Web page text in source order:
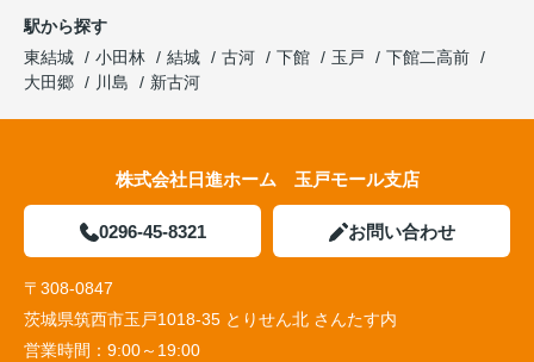
駅から探す
東結城
小田林 結城 古河 下館 玉戸
下館二高前
大田郷
川島 新古河
株式会社日進ホーム 玉戸モール支店
0296-45-8321 お問い合わせ
〒308-0847
茨城県筑西市玉戸1018-35 とりせん北 さんたす内
営業時間： 9:00～19:00